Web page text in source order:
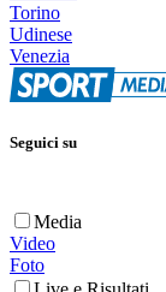
Torino
Udinese
Venezia
Seguici su
Media
Video
Foto